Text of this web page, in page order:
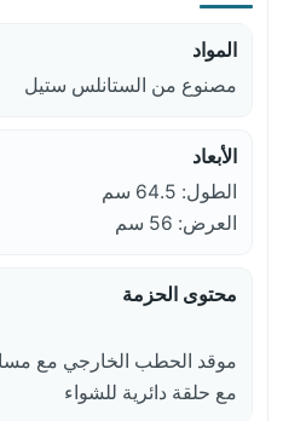
المواد
مصنوع من الستانلس ستيل
الأبعاد
الطول: 64.5 سم
العرض: 56 سم
محتوى الحزمة
موقد الحطب الخارجي مع
مع حلقة دائرية للشواء